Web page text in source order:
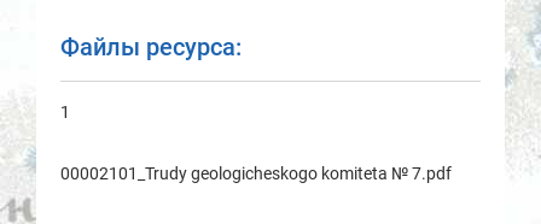
Файлы ресурса:
1
00002101_Trudy geologicheskogo komitetа № 7.pdf